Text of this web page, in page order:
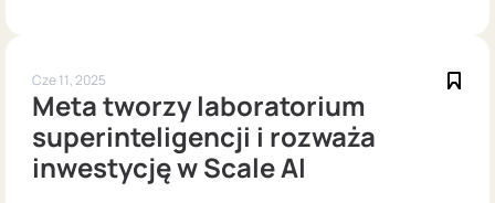
Cze 11, 2025
Meta tworzy laboratorium
superinteligencji i rozważa
inwestycję w Scale AI